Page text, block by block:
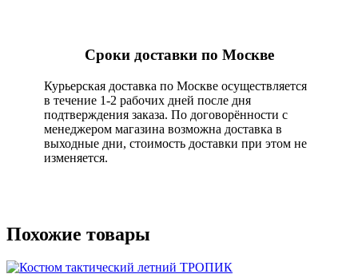
Сроки доставки по Москве
Курьерская доставка по Москве осуществляется
в течение 1-2 рабочих дней после дня
подтверждения заказа. По договорённости с
менеджером магазина возможна доставка в
выходные дни, стоимость доставки при этом не
изменяется.
Похожие товары